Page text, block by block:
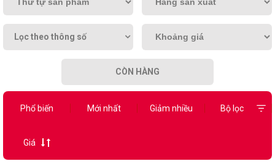
Lọc theo thông số
CÒN HÀNG
Phổ biến Mới nhất Giảm nhiều Bộ lọc
Giá